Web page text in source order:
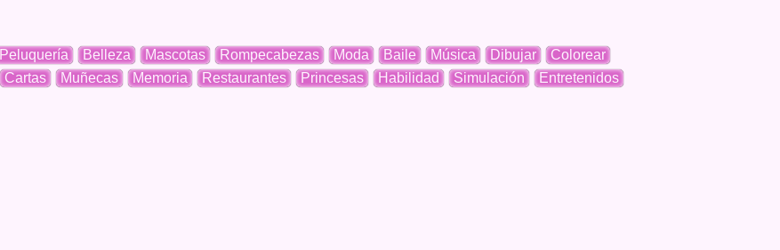
Peluquería Belleza Mascotas Rompecabezas Moda Baile Música Dibujar
Colorear
Cartas Muñecas Memoria Restaurantes Princesas Habilidad Simulación
Entretenidos